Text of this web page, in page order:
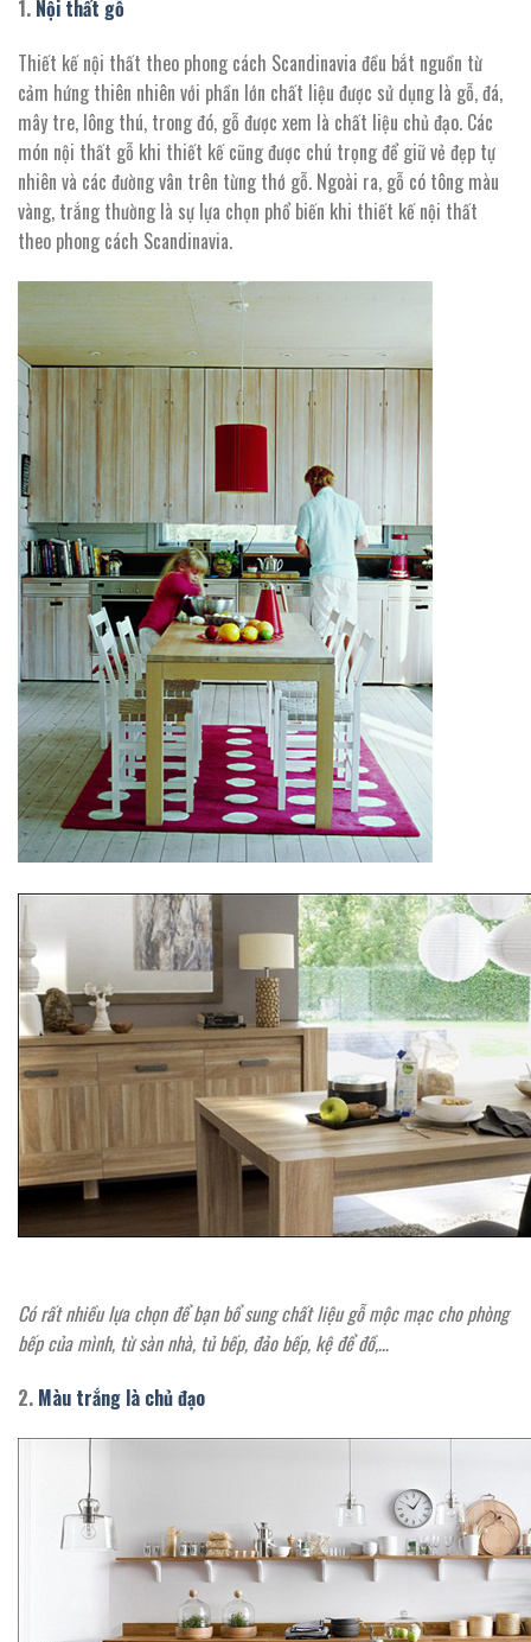
1. Nội thất gỗ
Thiết kế nội thất theo phong cách Scandinavia đều bắt nguồn từ
cảm hứng thiên nhiên với phần lớn chất liệu được sử dụng là gỗ, đá,
mây tre, lông thú, trong đó, gỗ được xem là chất liệu chủ đạo. Các
món nội thất gỗ khi thiết kế cũng được chú trọng để giữ vẻ đẹp tự
nhiên và các đường vân trên từng thớ gỗ. Ngoài ra, gỗ có tông màu
vàng, trắng thường là sự lựa chọn phổ biến khi thiết kế nội thất
theo phong cách Scandinavia.
Có rất nhiều lựa chọn để bạn bổ sung chất liệu gỗ mộc mạc cho phòng
bếp của mình, từ sàn nhà, tủ bếp, đảo bếp, kệ để đồ,…
2. Màu trắng là chủ đạo